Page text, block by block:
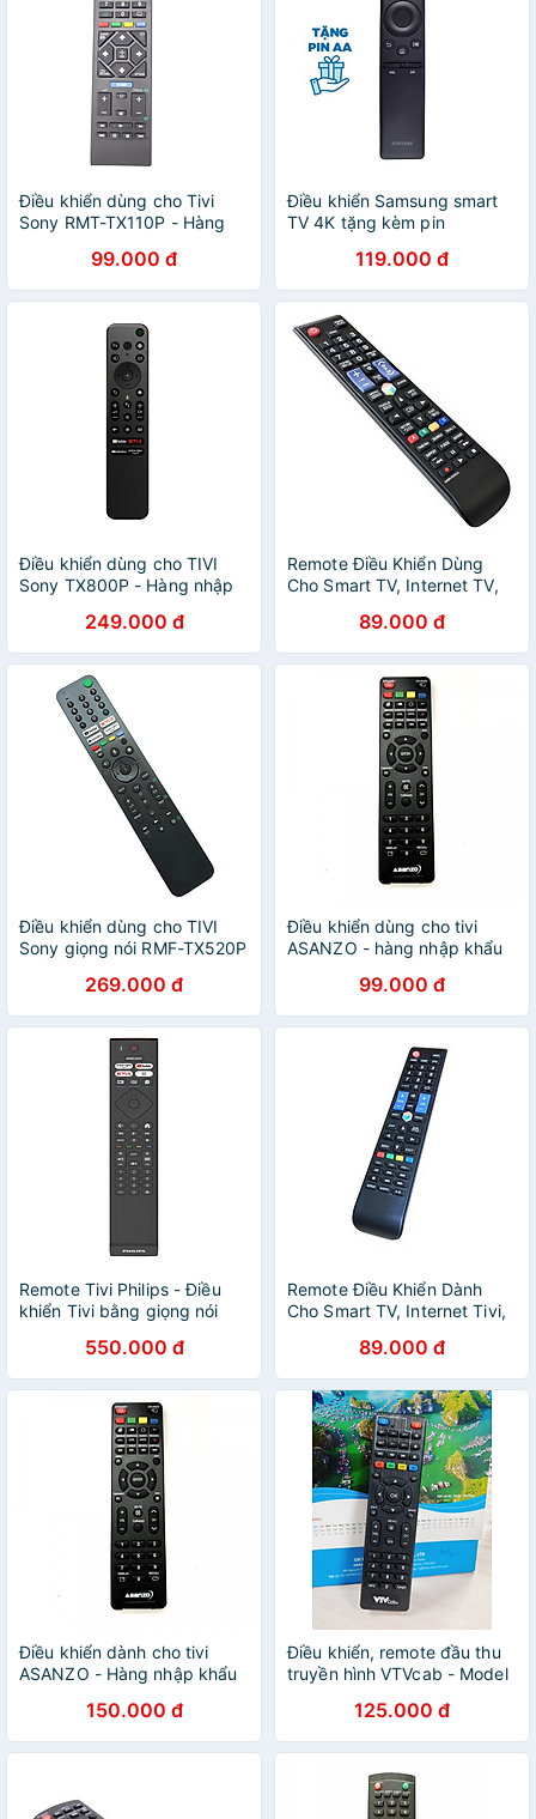
Điều khiển dùng cho Tivi
Sony RMT-TX110P - Hàng
99.000 đ
Điều khiển Samsung smart
TV 4K tặng kèm pin
119.000 đ
Điều khiển dùng cho TIVI
Sony TX800P - Hàng nhập
249.000 đ
Remote Điều Khiển Dùng
Cho Smart TV, Internet TV,
00582A - Hàng nhập khẩu
89.000 đ
Điều khiển dùng cho TIVI
Sony giọng nói RMF-TX520P
269.000 đ
Điều khiển dùng cho tivi
ASANZO - hàng nhập khẩu
99.000 đ
Remote Tivi Philips - Điều
khiển Tivi bằng giọng nói
550.000 đ
Remote Điều Khiển Dành
Cho Smart TV, Internet Tivi,
(Kèm pin AAA Maxell)
89.000 đ
Điều khiển dành cho tivi
ASANZO - Hàng nhập khẩu
150.000 đ
Điều khiển, remote đầu thu
truyền hình VTVcab - Model
125.000 đ